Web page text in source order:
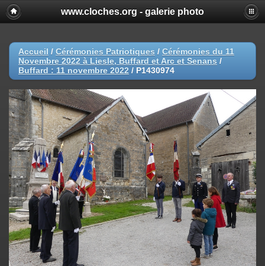
www.cloches.org - galerie photo
Accueil / Cérémonies Patriotiques / Cérémonies du 11
Novembre 2022 à Liesle, Buffard et Arc et Senans /
Buffard : 11 novembre 2022 / P1430974